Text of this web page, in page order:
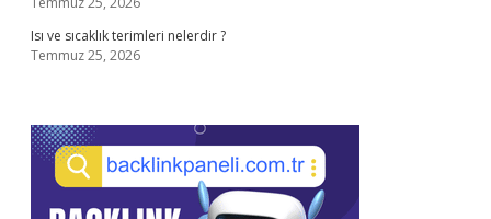
Isı ve sıcaklık terimleri nelerdir ?
Temmuz 25, 2026